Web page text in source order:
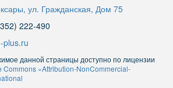
ул. Гражданская, Дом 75
222-490
plus.ru
данной страницы доступно по лицензии
Commons «Attribution-NonCommercial-